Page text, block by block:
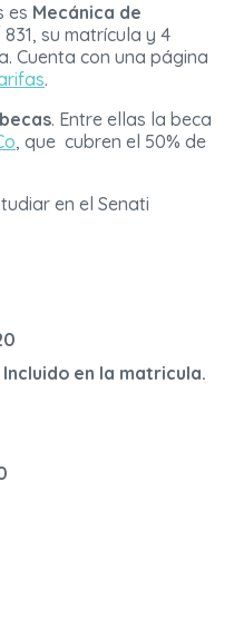
es Mecánica de
su matrícula y 4
Cuenta con una página
.
. Entre ellas la beca
, que cubren el 50% de
en el Senati
en la matricula.